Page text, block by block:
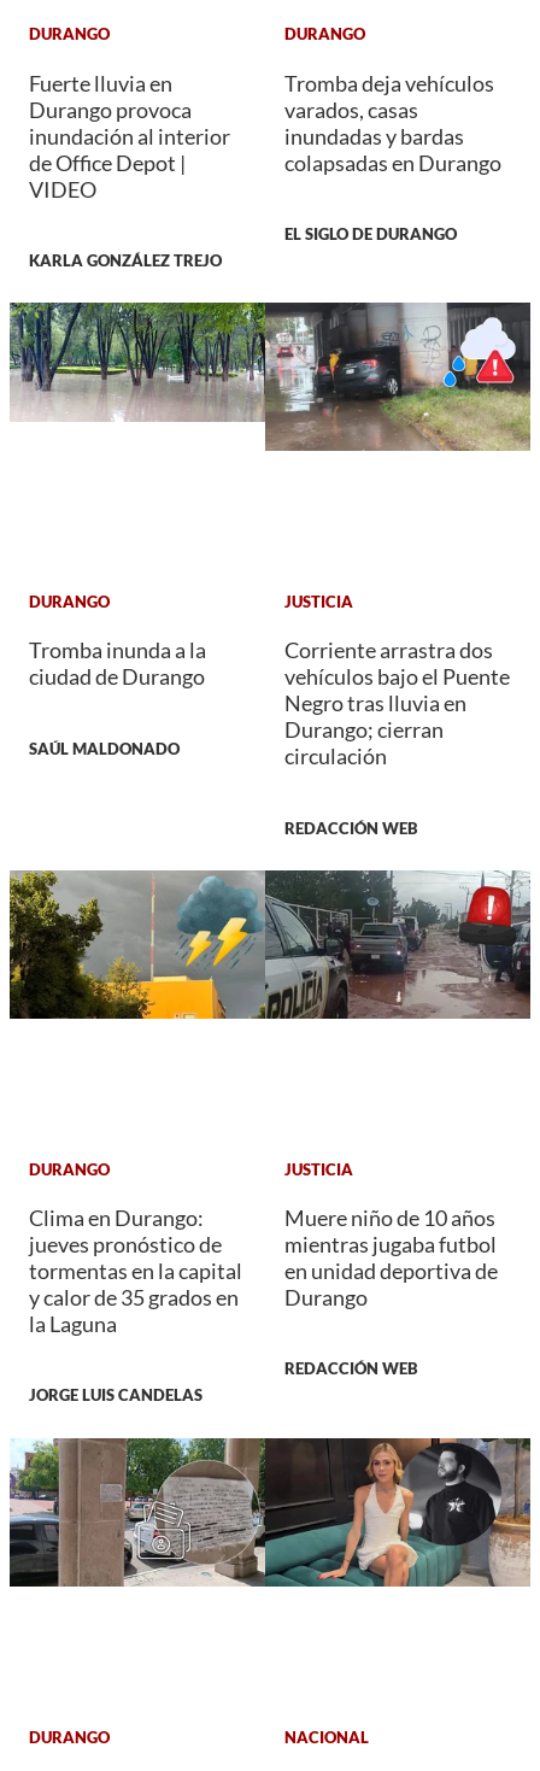
DURANGO
Fuerte lluvia en
Durango provoca
inundación al interior
de Office Depot |
VIDEO
KARLA GONZÁLEZ TREJO
DURANGO
Tromba deja vehículos
varados, casas
inundadas y bardas
colapsadas en Durango
EL SIGLO DE DURANGO
DURANGO
Tromba inunda a la
ciudad de Durango
SAÚL MALDONADO
JUSTICIA
Corriente arrastra dos
vehículos bajo el Puente
Negro tras lluvia en
Durango; cierran
circulación
REDACCIÓN WEB
DURANGO
Clima en Durango:
jueves pronóstico de
tormentas en la capital
y calor de 35 grados en
la Laguna
JORGE LUIS CANDELAS
JUSTICIA
Muere niño de 10 años
mientras jugaba futbol
en unidad deportiva de
Durango
REDACCIÓN WEB
DURANGO NACIONAL